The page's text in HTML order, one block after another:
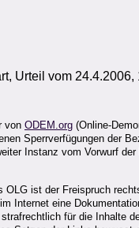
Urteil vom 24.4.2006,
von ODEM.org (Online-
Sperrverfügungen der
Instanz vom Vorwurf
OLG ist der Freispruch
Internet eine
für die Inhalte